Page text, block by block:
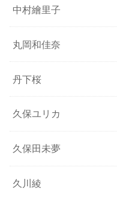
中村繪里子
丸岡和佳奈
丹下桜
久保ユリカ
久保田未夢
久川綾